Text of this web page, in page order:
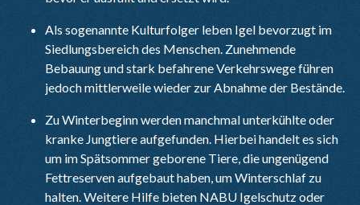
Als sogenannte Kulturfolger leben Igel bevorzugt im
Siedlungsbereich des Menschen. Zunehmende
Bebauung und stark befahrene Verkehrswege führen
jedoch mittlerweile wieder zur Abnahme der Bestände.
Zu Winterbeginn werden manchmal unterkühlte oder
kranke Jungtiere aufgefunden. Hierbei handelt es sich
um im Spätsommer geborene Tiere, die ungenügend
Fettreserven aufgebaut haben, um Winterschlaf zu
halten. Weitere Hilfe bieten NABU Igelschutz oder